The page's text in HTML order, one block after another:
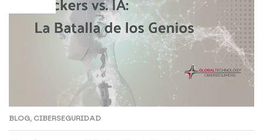
BLOG, CIBERSEGURIDAD